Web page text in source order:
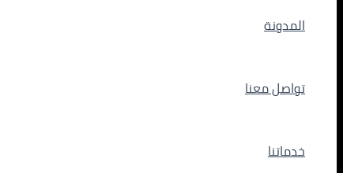
المدونة
تواصل معنا
خدماتنا